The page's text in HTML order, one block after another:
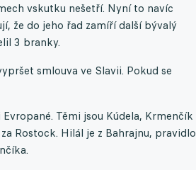
vskutku nešetří. Nyní to navíc
že do jeho řad zamíří další bývalý
3 branky.
smlouva ve Slavii. Pokud se
Těmi jsou Kúdela, Krmenčík
Rostock. Hilál je z Bahrajnu, pravidlo